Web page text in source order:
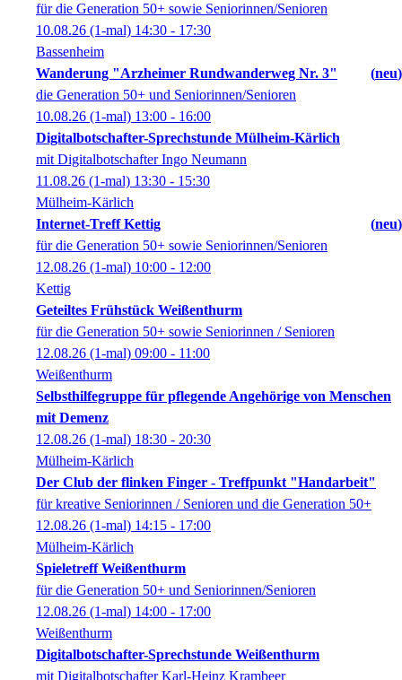
für die Generation 50+ sowie Seniorinnen/Senioren
10.08.26 (1-mal) 14:30 - 17:30
Bassenheim
Wanderung "Arzheimer Rundwanderweg Nr. 3"
neu
die Generation 50+ und Seniorinnen/Senioren
10.08.26 (1-mal) 13:00 - 16:00
Digitalbotschafter-Sprechstunde Mülheim-Kärlich
mit Digitalbotschafter Ingo Neumann
11.08.26 (1-mal) 13:30 - 15:30
Mülheim-Kärlich
Internet-Treff Kettig
neu
für die Generation 50+ sowie Seniorinnen/Senioren
12.08.26 (1-mal) 10:00 - 12:00
Kettig
Geteiltes Frühstück Weißenthurm
für die Generation 50+ sowie Seniorinnen / Senioren
12.08.26 (1-mal) 09:00 - 11:00
Weißenthurm
Selbsthilfegruppe für pflegende Angehörige von Menschen
mit Demenz
12.08.26 (1-mal) 18:30 - 20:30
Mülheim-Kärlich
Der Club der flinken Finger - Treffpunkt "Handarbeit"
für kreative Seniorinnen / Senioren und die Generation 50+
12.08.26 (1-mal) 14:15 - 17:00
Mülheim-Kärlich
Spieletreff Weißenthurm
für die Generation 50+ und Seniorinnen/Senioren
12.08.26 (1-mal) 14:00 - 17:00
Weißenthurm
Digitalbotschafter-Sprechstunde Weißenthurm
mit Digitalbotschafter Karl-Heinz Krambeer